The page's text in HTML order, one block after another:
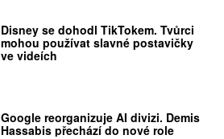
Disney se dohodl TikTokem. Tvůrci
mohou používat slavné postavičky
ve videích
Google reorganizuje AI divizi. Demis
Hassabis přechází do nové role